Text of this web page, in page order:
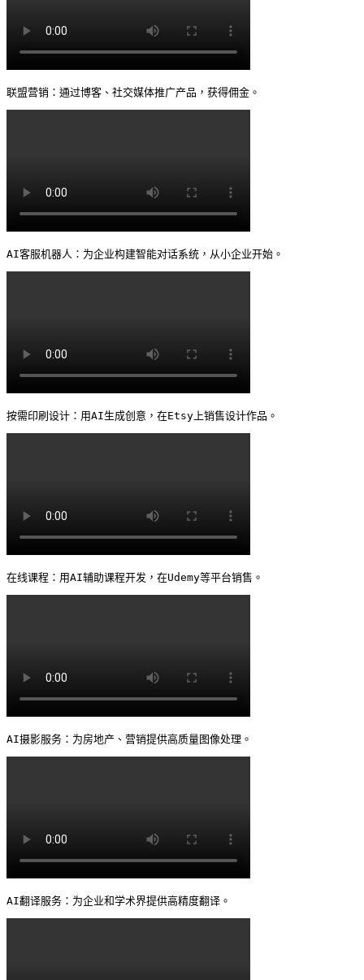
联盟营销：通过博客、社交媒体推广产品，获得佣金。
AI客服机器人：为企业构建智能对话系统，从小企业开始。
按需印刷设计：用AI生成创意，在Etsy上销售设计作品。
在线课程：用AI辅助课程开发，在Udemy等平台销售。
AI摄影服务：为房地产、营销提供高质量图像处理。
AI翻译服务：为企业和学术界提供高精度翻译。